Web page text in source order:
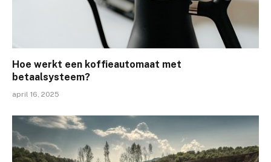
Hoe werkt een koffieautomaat met
betaalsysteem?
april 16, 2025